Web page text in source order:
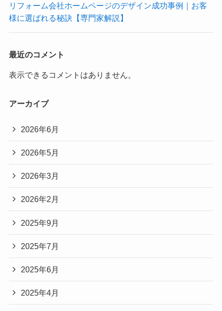
リフォーム会社ホームページのデザイン成功事例｜お客
様に選ばれる秘訣【専門家解説】
最近のコメント
表示できるコメントはありません。
アーカイブ
2026年6月
2026年5月
2026年3月
2026年2月
2025年9月
2025年7月
2025年6月
2025年4月